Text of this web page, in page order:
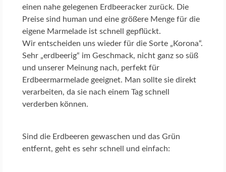
einen nahe gelegenen Erdbeeracker zurück. Die
Preise sind human und eine größere Menge für die
eigene Marmelade ist schnell gepflückt.
Wir entscheiden uns wieder für die Sorte „Korona“.
Sehr „erdbeerig“ im Geschmack, nicht ganz so süß
und unserer Meinung nach, perfekt für
Erdbeermarmelade geeignet. Man sollte sie direkt
verarbeiten, da sie nach einem Tag schnell
verderben können.
Sind die Erdbeeren gewaschen und das Grün
entfernt, geht es sehr schnell und einfach: